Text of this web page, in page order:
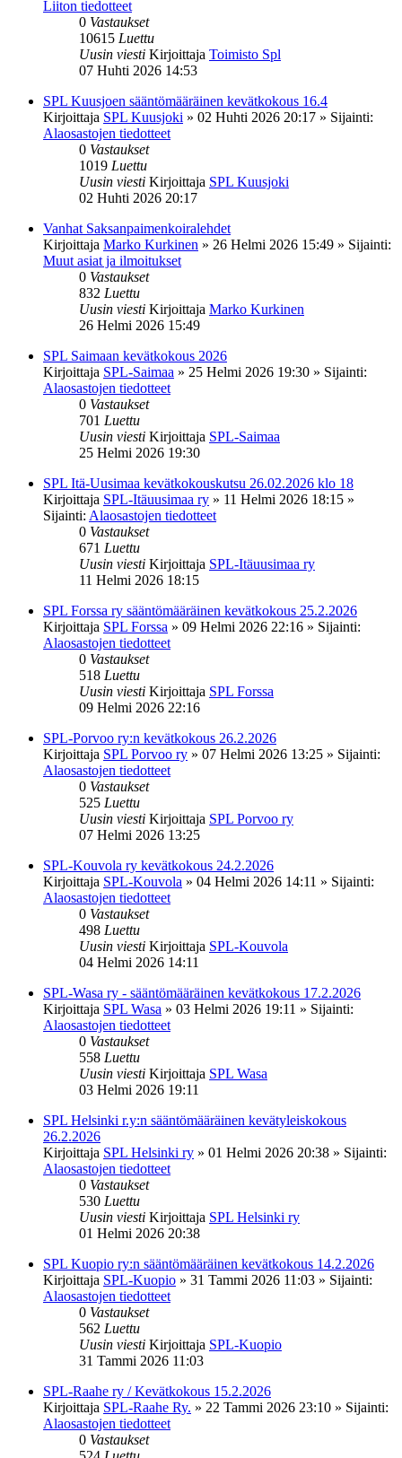
Liiton tiedotteet
0 Vastaukset
10615 Luettu
Uusin viesti Kirjoittaja Toimisto Spl
07 Huhti 2026 14:53
SPL Kuusjoen sääntömääräinen kevätkokous 16.4
Kirjoittaja SPL Kuusjoki » 02 Huhti 2026 20:17 » Sijainti:
Alaosastojen tiedotteet
0 Vastaukset
1019 Luettu
Uusin viesti Kirjoittaja SPL Kuusjoki
02 Huhti 2026 20:17
Vanhat Saksanpaimenkoiralehdet
Kirjoittaja Marko Kurkinen » 26 Helmi 2026 15:49 » Sijainti:
Muut asiat ja ilmoitukset
0 Vastaukset
832 Luettu
Uusin viesti Kirjoittaja Marko Kurkinen
26 Helmi 2026 15:49
SPL Saimaan kevätkokous 2026
Kirjoittaja SPL-Saimaa » 25 Helmi 2026 19:30 » Sijainti:
Alaosastojen tiedotteet
0 Vastaukset
701 Luettu
Uusin viesti Kirjoittaja SPL-Saimaa
25 Helmi 2026 19:30
SPL Itä-Uusimaa kevätkokouskutsu 26.02.2026 klo 18
Kirjoittaja SPL-Itäuusimaa ry » 11 Helmi 2026 18:15 »
Sijainti: Alaosastojen tiedotteet
0 Vastaukset
671 Luettu
Uusin viesti Kirjoittaja SPL-Itäuusimaa ry
11 Helmi 2026 18:15
SPL Forssa ry sääntömääräinen kevätkokous 25.2.2026
Kirjoittaja SPL Forssa » 09 Helmi 2026 22:16 » Sijainti:
Alaosastojen tiedotteet
0 Vastaukset
518 Luettu
Uusin viesti Kirjoittaja SPL Forssa
09 Helmi 2026 22:16
SPL-Porvoo ry:n kevätkokous 26.2.2026
Kirjoittaja SPL Porvoo ry » 07 Helmi 2026 13:25 » Sijainti:
Alaosastojen tiedotteet
0 Vastaukset
525 Luettu
Uusin viesti Kirjoittaja SPL Porvoo ry
07 Helmi 2026 13:25
SPL-Kouvola ry kevätkokous 24.2.2026
Kirjoittaja SPL-Kouvola » 04 Helmi 2026 14:11 » Sijainti:
Alaosastojen tiedotteet
0 Vastaukset
498 Luettu
Uusin viesti Kirjoittaja SPL-Kouvola
04 Helmi 2026 14:11
SPL-Wasa ry - sääntömääräinen kevätkokous 17.2.2026
Kirjoittaja SPL Wasa » 03 Helmi 2026 19:11 » Sijainti:
Alaosastojen tiedotteet
0 Vastaukset
558 Luettu
Uusin viesti Kirjoittaja SPL Wasa
03 Helmi 2026 19:11
SPL Helsinki r.y:n sääntömääräinen kevätyleiskokous
26.2.2026
Kirjoittaja SPL Helsinki ry » 01 Helmi 2026 20:38 » Sijainti:
Alaosastojen tiedotteet
0 Vastaukset
530 Luettu
Uusin viesti Kirjoittaja SPL Helsinki ry
01 Helmi 2026 20:38
SPL Kuopio ry:n sääntömääräinen kevätkokous 14.2.2026
Kirjoittaja SPL-Kuopio » 31 Tammi 2026 11:03 » Sijainti:
Alaosastojen tiedotteet
0 Vastaukset
562 Luettu
Uusin viesti Kirjoittaja SPL-Kuopio
31 Tammi 2026 11:03
SPL-Raahe ry / Kevätkokous 15.2.2026
Kirjoittaja SPL-Raahe Ry. » 22 Tammi 2026 23:10 » Sijainti:
Alaosastojen tiedotteet
0 Vastaukset